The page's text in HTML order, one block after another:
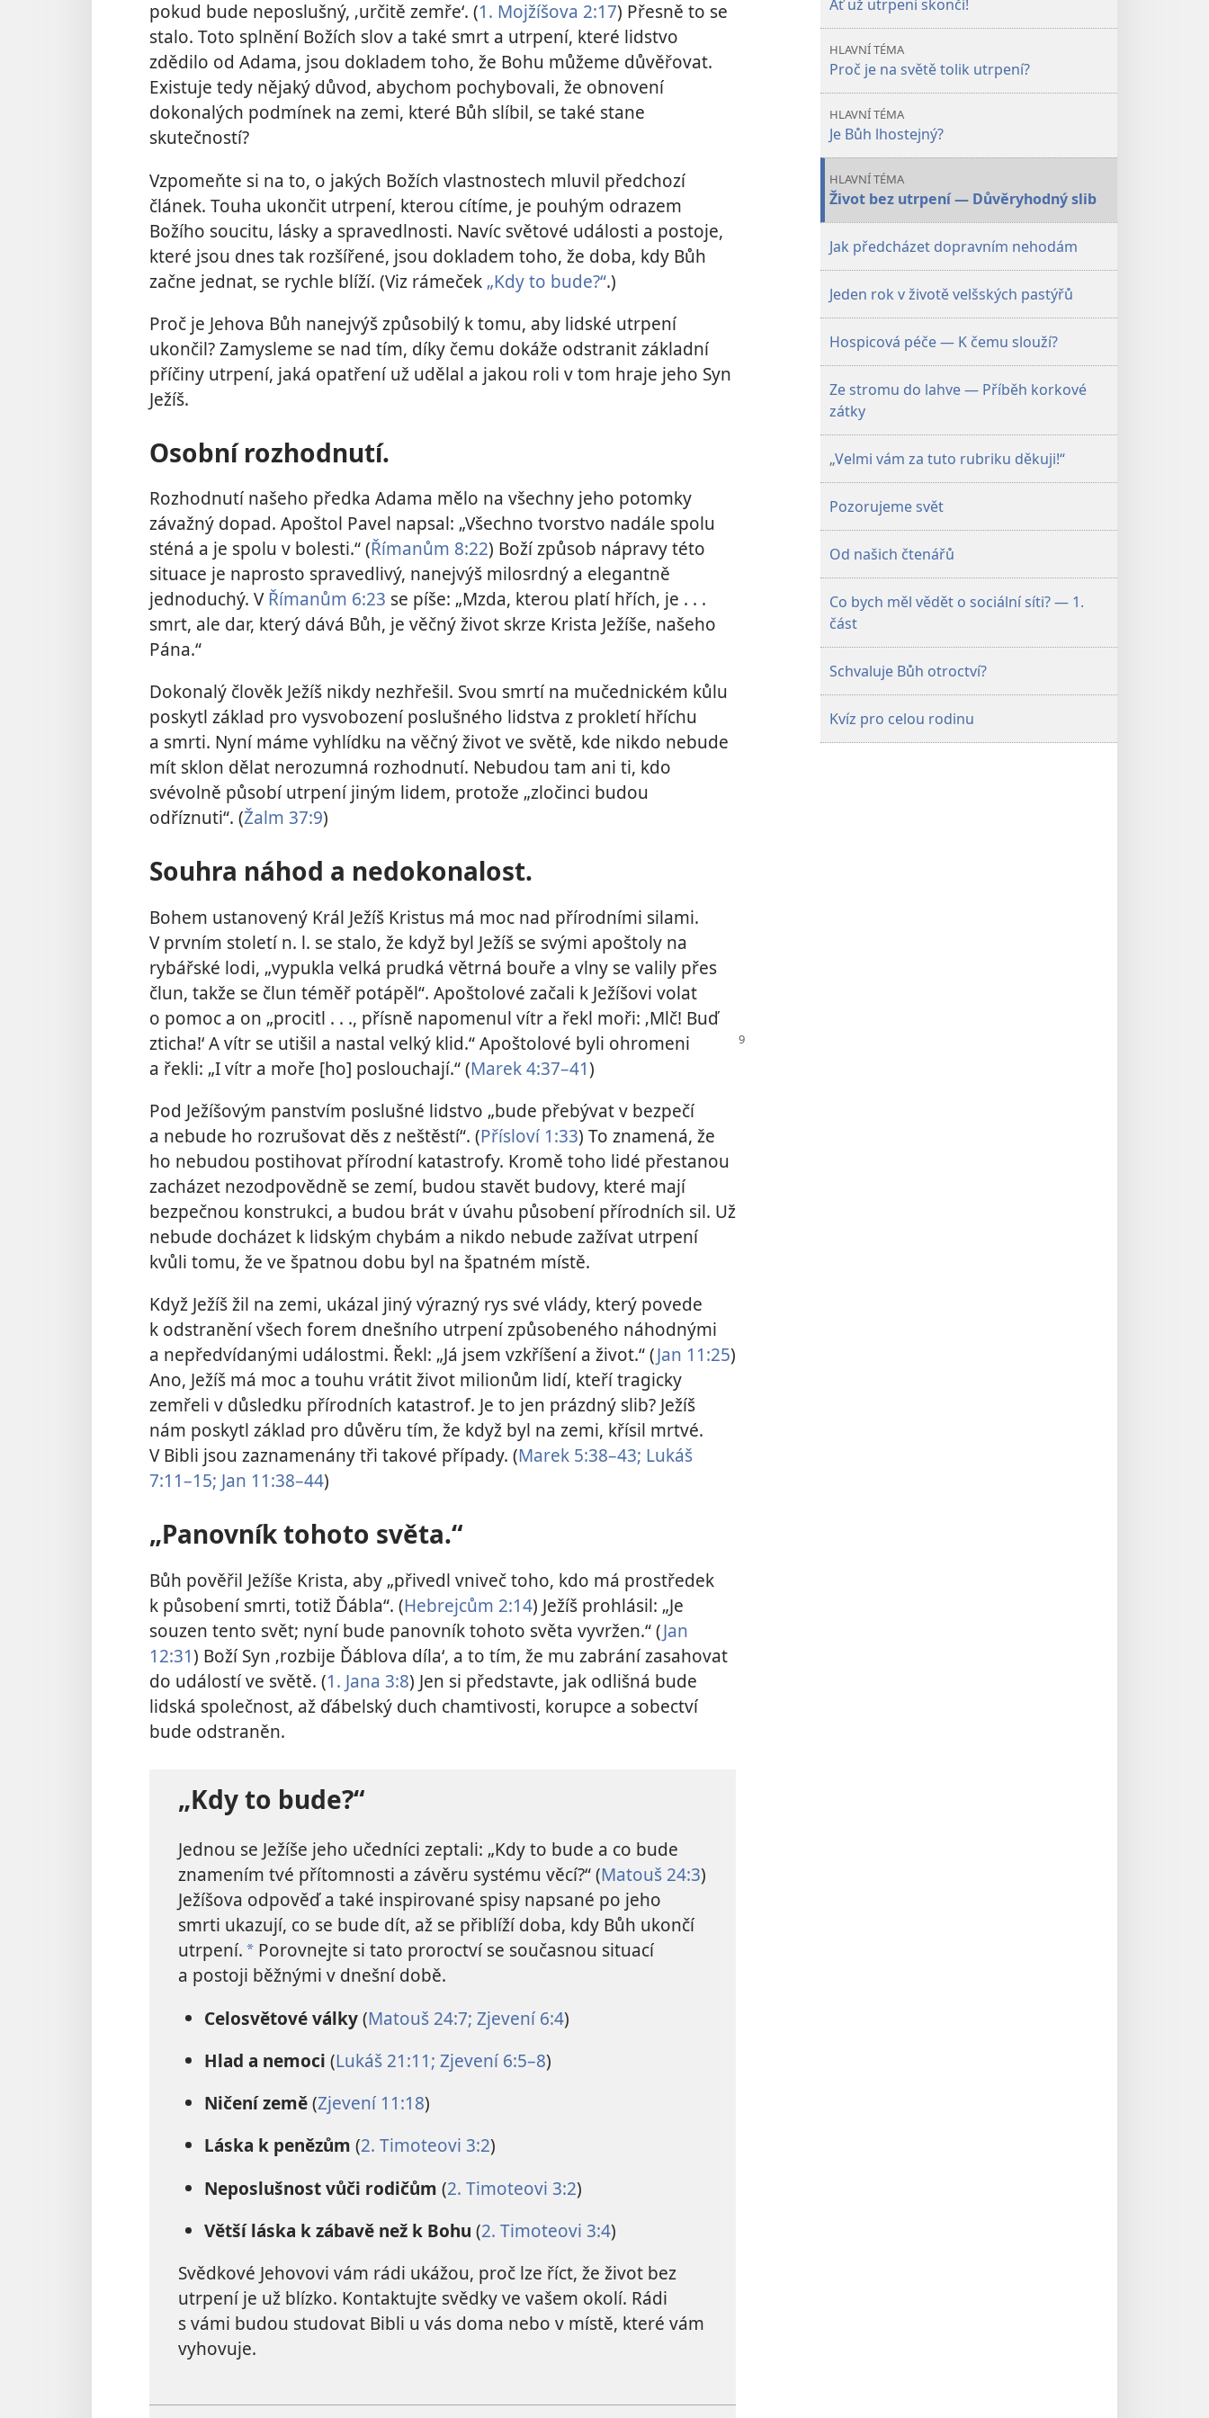
pokud bude neposlušný, ‚určitě zemře‘. (1. Mojžíšova 2:17) Přesně to se
stalo. Toto splnění Božích slov a také smrt a utrpení, které lidstvo
zdědilo od Adama, jsou dokladem toho, že Bohu můžeme důvěřovat.
Existuje tedy nějaký důvod, abychom pochybovali, že obnovení
dokonalých podmínek na zemi, které Bůh slíbil, se také stane
skutečností?
Vzpomeňte si na to, o jakých Božích vlastnostech mluvil předchozí
článek. Touha ukončit utrpení, kterou cítíme, je pouhým odrazem
Božího soucitu, lásky a spravedlnosti. Navíc světové události a postoje,
které jsou dnes tak rozšířené, jsou dokladem toho, že doba, kdy Bůh
začne jednat, se rychle blíží. (Viz rámeček „Kdy to bude?“.)
Proč je Jehova Bůh nanejvýš způsobilý k tomu, aby lidské utrpení
ukončil? Zamysleme se nad tím, díky čemu dokáže odstranit základní
příčiny utrpení, jaká opatření už udělal a jakou roli v tom hraje jeho Syn
Ježíš.
Osobní rozhodnutí.
Rozhodnutí našeho předka Adama mělo na všechny jeho potomky
závažný dopad. Apoštol Pavel napsal: „Všechno tvorstvo nadále spolu
sténá a je spolu v bolesti.“ (Římanům 8:22) Boží způsob nápravy této
situace je naprosto spravedlivý, nanejvýš milosrdný a elegantně
jednoduchý. VŘímanům 6:23 se píše: „Mzda, kterou platí hřích, je . . .
smrt, ale dar, který dává Bůh, je věčný život skrze Krista Ježíše, našeho
Pána.“
Dokonalý člověk Ježíš nikdy nezhřešil. Svou smrtí na mučednickém kůlu
poskytl základ pro vysvobození poslušného lidstva z prokletí hříchu
a smrti. Nyní máme vyhlídku na věčný život ve světě, kde nikdo nebude
mít sklon dělat nerozumná rozhodnutí. Nebudou tam ani ti, kdo
svévolně působí utrpení jiným lidem, protože „zločinci budou
odříznuti“. (Žalm 37:9)
Souhra náhod a nedokonalost.
Bohem ustanovený Král Ježíš Kristus má moc nad přírodními silami.
V prvním století n. l. se stalo, že když byl Ježíš se svými apoštoly na
rybářské lodi, „vypukla velká prudká větrná bouře a vlny se valily přes
člun, takže se člun téměř potápěl“. Apoštolové začali k Ježíšovi volat
o pomoc a on „procitl . . ., přísně napomenul vítr a řekl moři: ‚Mlč! Buď
zticha!‘ A vítr se utišil a nastal velký klid.“ Apoštolové byli ohromeni
a řekli: „I vítr a moře [ho] poslouchají.“ (Marek 4:37–41)
Pod Ježíšovým panstvím poslušné lidstvo „bude přebývat v bezpečí
a nebude ho rozrušovat děs z neštěstí“. (Přísloví 1:33) To znamená, že
ho nebudou postihovat přírodní katastrofy. Kromě toho lidé přestanou
zacházet nezodpovědně se zemí, budou stavět budovy, které mají
bezpečnou konstrukci, a budou brát v úvahu působení přírodních sil. Už
nebude docházet k lidským chybám a nikdo nebude zažívat utrpení
kvůli tomu, že ve špatnou dobu byl na špatném místě.
Když Ježíš žil na zemi, ukázal jiný výrazný rys své vlády, který povede
k odstranění všech forem dnešního utrpení způsobeného náhodnými
a nepředvídanými událostmi. Řekl: „Já jsem vzkříšení a život.“ (Jan 11:25)
Ano, Ježíš má moc a touhu vrátit život milionům lidí, kteří tragicky
zemřeli v důsledku přírodních katastrof. Je to jen prázdný slib? Ježíš
nám poskytl základ pro důvěru tím, že když byl na zemi, křísil mrtvé.
V Bibli jsou zaznamenány tři takové případy. (Marek 5:38–43; Lukáš
7:11–15; Jan 11:38–44)
„Panovník tohoto světa.“
Bůh pověřil Ježíše Krista, aby „přivedl vniveč toho, kdo má prostředek
k působení smrti, totiž Ďábla“. (Hebrejcům 2:14) Ježíš prohlásil: „Je
souzen tento svět; nyní bude panovník tohoto světa vyvržen.“ (Jan
12:31) Boží Syn ‚rozbije Ďáblova díla‘, a to tím, že mu zabrání zasahovat
do událostí ve světě. (1. Jana 3:8) Jen si představte, jak odlišná bude
lidská společnost, až ďábelský duch chamtivosti, korupce a sobectví
bude odstraněn.
„Kdy to bude?“
Jednou se Ježíše jeho učedníci zeptali: „Kdy to bude a co bude
znamením tvé přítomnosti a závěru systému věcí?“ (Matouš 24:3)
Ježíšova odpověď a také inspirované spisy napsané po jeho
smrti ukazují, co se bude dít, až se přiblíží doba, kdy Bůh ukončí
utrpení. * Porovnejte si tato proroctví se současnou situací
a postoji běžnými v dnešní době.
Celosvětové války(Matouš 24:7; Zjevení 6:4)
Hlad a nemoci (Lukáš 21:11; Zjevení 6:5–8)
Ničení země(Zjevení 11:18)
Láska k penězům (2. Timoteovi 3:2)
Neposlušnost vůči rodičům (2. Timoteovi 3:2)
Větší láska k zábavě než k Bohu (2. Timoteovi 3:4)
Svědkové Jehovovi vám rádi ukážou, proč lze říct, že život bez
utrpení je už blízko. Kontaktujte svědky ve vašem okolí. Rádi
s vámi budou studovat Bibli u vás doma nebo v místě, které vám
vyhovuje.
Ať už utrpení skončí!
HLAVNÍ TÉMA
Proč je na světě tolik utrpení?
HLAVNÍ TÉMA
Je Bůh lhostejný?
HLAVNÍ TÉMA
Život bez utrpení — Důvěryhodný slib
Jak předcházet dopravním nehodám
Jeden rok v životě velšských pastýřů
Hospicová péče — K čemu slouží?
Ze stromu do lahve — Příběh korkové
zátky
„Velmi vám za tuto rubriku děkuji!“
Pozorujeme svět
Od našich čtenářů
Co bych měl vědět o sociální síti? — 1.
část
Schvaluje Bůh otroctví?
Kvíz pro celou rodinu